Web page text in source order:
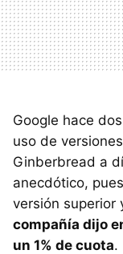
Google hace
uso de
Ginberbread a
anecdótico,
versión superior
compañía dijo
un 1% de cuota.